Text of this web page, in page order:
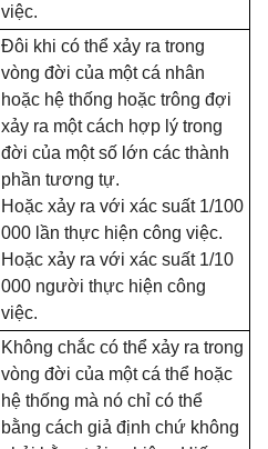
việc.
Đôi khi có thể xảy ra trong
vòng đời của một cá nhân
hoặc hệ thống hoặc trông đợi
xảy ra một cách hợp lý trong
đời của một số lớn các thành
phần tương tự.
Hoặc xảy ra với xác suất 1/100
000 lần thực hiện công việc.
Hoặc xảy ra với xác suất 1/10
000 người thực hiện công
việc.
Không chắc có thể xảy ra trong
vòng đời của một cá thể hoặc
hệ thống mà nó chỉ có thể
bằng cách giả định chứ không